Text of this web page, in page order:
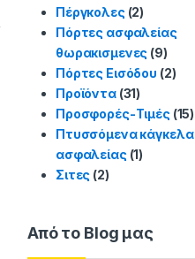
Πέργκολες(2)
Πόρτες ασφαλείας
θωρακισμενες (9)
Πόρτες Εισόδου (2)
Προϊόντα(31)
Προσφορές-Τιμές(15)
Πτυσσόμενα κάγκελα
ασφαλείας(1)
Σιτες (2)
Από το Blog μας